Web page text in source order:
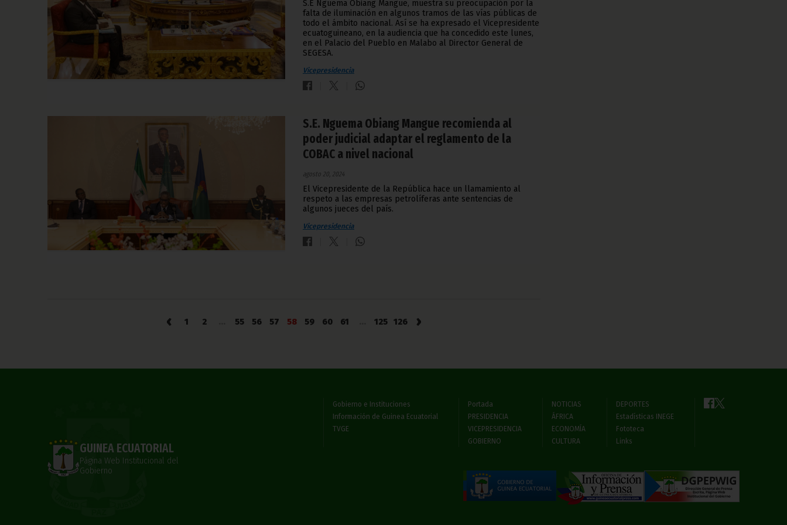
S.E Nguema Obiang Mangue, muestra su preocupación por la
falta de iluminación en algunos tramos de las vías públicas de
todo el ámbito nacional. Así se ha expresado el Vicepresidente
ecuatoguineano, en la audiencia que ha concedido este lunes,
en el Palacio del Pueblo en Malabo al Director General de
SEGESA.
Vicepresidencia
S.E. Nguema Obiang Mangue recomienda al
poder judicial adaptar el reglamento de la
COBAC a nivel nacional
agosto 20, 2024
El Vicepresidente de la República hace un llamamiento al
respeto a las empresas petrolíferas ante sentencias de
algunos jueces del país.
Vicepresidencia
‹ 1 2 55 56 57 58 59 60 61 125 126 ›
GUINEA ECUATORIAL
Página Web Institucional del
Gobierno
Gobierno e Instituciones
Información de Guinea Ecuatorial
TVGE
Portada
PRESIDENCIA
VICEPRESIDENCIA
GOBIERNO
NOTICIAS
ÁFRICA
ECONOMÍA
CULTURA
DEPORTES
Estadísticas INEGE
Fototeca
Links